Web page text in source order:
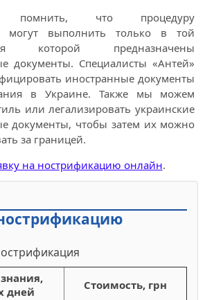
помнить, что процедуру
могут выполнить только в той
которой предназначены
документы. Специалисты «Антей»
иностранные документы
в Украине. Также мы можем
или легализировать украинские
документы, чтобы затем их можно
за границей.
на нострификацию онлайн.
дней
Стоимость, грн